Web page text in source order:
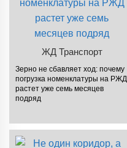
ЖД Транспорт
Зерно не сбавляет ход: почему
погрузка номенклатуры на РЖД
растет уже семь месяцев
подряд